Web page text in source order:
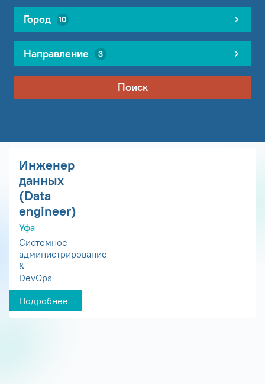
Город 10
Направление 3
Поиск
Инженер
данных
(Data
engineer)
Уфа
Системное
администрирование
&
DevOps
Подробнее